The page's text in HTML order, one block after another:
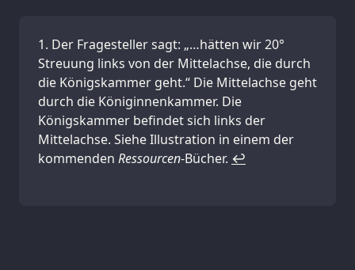
Der Fragesteller sagt: „…hätten wir 20°
Streuung links von der Mittelachse, die durch
die Königskammer geht.“ Die Mittelachse geht
durch die Königinnenkammer. Die
Königskammer befindet sich links der
Mittelachse. Siehe Illustration in einem der
kommenden Ressourcen-Bücher. ↩